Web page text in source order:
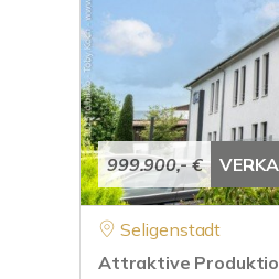
999.900,- €
Seligenstadt
Attraktive